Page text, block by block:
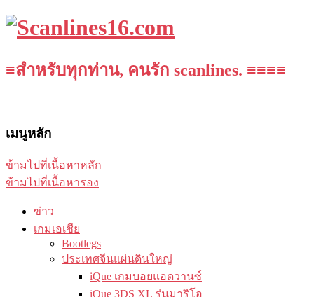
≡สำหรับทุกท่าน, คนรัก scanlines. ≡≡≡≡
เมนูหลัก
ข้ามไปที่เนื้อหาหลัก
ข้ามไปที่เนื้อหารอง
ข่าว
เกมเอเชีย
Bootlegs
ประเทศจีนแผ่นดินใหญ่
iQue เกมบอยแอดวานซ์
iQue 3DS XL รุ่นมาริโอ